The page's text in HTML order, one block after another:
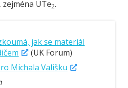
UTe2.
jak se materiál
(UK Forum)
Michala Vališku